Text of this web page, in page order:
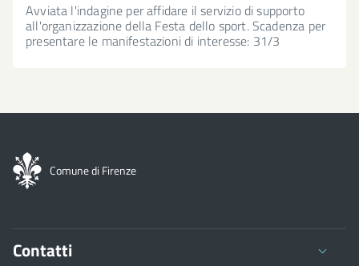
Avviata l'indagine per affidare il servizio di supporto
all'organizzazione della Festa dello sport. Scadenza per
presentare le manifestazioni di interesse: 31/3
Comune di Firenze
Contatti